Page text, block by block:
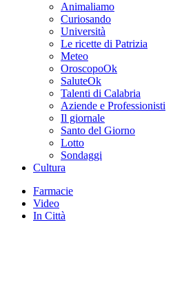
Animaliamo
Curiosando
Università
Le ricette di Patrizia
Meteo
OroscopoOk
SaluteOk
Talenti di Calabria
Aziende e Professionisti
Il giornale
Santo del Giorno
Lotto
Sondaggi
Cultura
Farmacie
Video
In Città